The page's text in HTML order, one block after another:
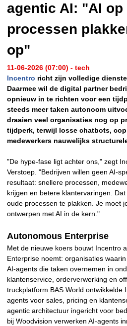
agentic AI: "AI op
processen
op"
11-06-2026 (07:00) - tech
Incentro richt zijn volledige
Daarmee wil de digital partner
opnieuw in te richten voor een
steeds meer taken autonoom
draaien veel organisaties nog op
tijdperk, terwijl losse chatbots,
medewerkers nauwelijks
"De hype-fase ligt achter ons," zegt
Verstoep. "Bedrijven willen geen AI-
resultaat: snellere processen,
krijgen en betere klantervaringen.
oude processen te plakken. Je moet
ontwerpen met AI in de kern."
Autonomous Enterprise
Met de nieuwe koers bouwt Incentro
Enterprise noemt: organisaties
AI-agents die taken overnemen in
klantenservice, orderverwerking en
truckplatform BAS World ontwikkelde
agents voor sales, pricing en
agentic architectuur ingericht voor
bij Woodvision verwerken AI-agents